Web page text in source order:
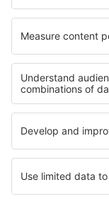
Carajás (CKS)
Cariri (JDO)
Cacador (CFC)
Chapada
Cianorte